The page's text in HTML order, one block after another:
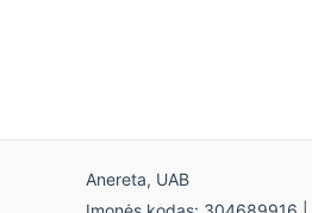
Anereta, UAB